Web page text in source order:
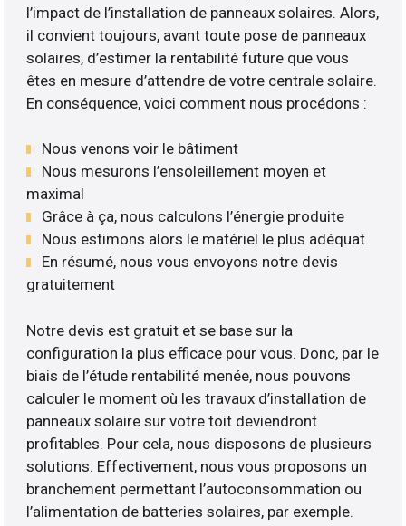
l’impact de l’installation de panneaux solaires. Alors,
il convient toujours, avant toute pose de panneaux
solaires, d’estimer la rentabilité future que vous
êtes en mesure d’attendre de votre centrale solaire.
En conséquence, voici comment nous procédons :
Nous venons voir le bâtiment
Nous mesurons l’ensoleillement moyen et
maximal
Grâce à ça, nous calculons l’énergie produite
Nous estimons alors le matériel le plus adéquat
En résumé, nous vous envoyons notre devis
gratuitement
Notre devis est gratuit et se base sur la
configuration la plus efficace pour vous. Donc, par le
biais de l’étude rentabilité menée, nous pouvons
calculer le moment où les travaux d’installation de
panneaux solaire sur votre toit deviendront
profitables. Pour cela, nous disposons de plusieurs
solutions. Effectivement, nous vous proposons un
branchement permettant l’autoconsommation ou
l’alimentation de batteries solaires, par exemple.